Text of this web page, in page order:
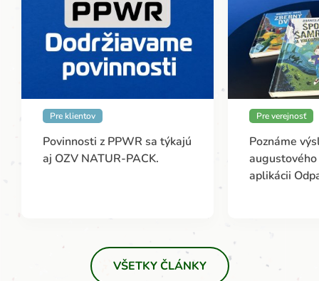
Pre klientov
Povinnosti z PPWR sa týkajú
aj OZV NATUR-PACK.
Pre verejnosť
Poznáme
aplikácii
VŠETKY ČLÁNKY